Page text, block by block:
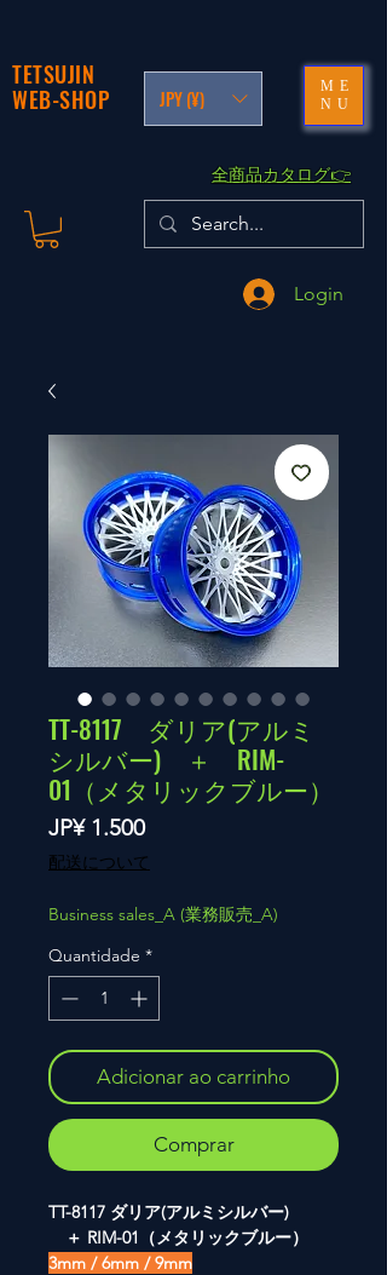
TETSUJIN
WEB-SHOP
JPY (¥)
ME
NU
​全商品カタログ👉
Login
TT-8117 ダリア(アルミ
シルバー) ＋ RIM-
01（メタリックブルー）
JP¥ 1.500Preço
配送について
Business sales_A (業務販売_A)
Quantidade *
Adicionar ao carrinho
Comprar
TT-8117 ダリア(アルミシルバー)
＋ RIM-01（メタリックブルー）
3mm / 6mm / 9mm